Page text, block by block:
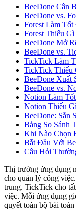
BeeDone Cân
BeeDone vs.
Forest Làm
Forest Thiếu Gì
BeeDone Mở
BeeDone vs.
TickTick Làm
TickTick Thiếu
BeeDone Xuất
BeeDone vs.
Notion Làm
Notion Thiếu
BeeDone: Sẵn
Bảng So Sánh
Khi Nào Chọn
Bắt Đầu Với
Câu Hỏi
Thị trường ứng dụng
cho quản lý công
trung. TickTick cho
việc. Mỗi ứng dụng
quyết toàn bộ bài toán